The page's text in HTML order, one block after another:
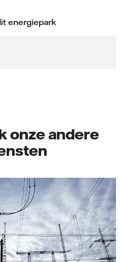
energiepark
onze andere